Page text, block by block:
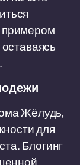
Жёлудь,
для
Блогинг